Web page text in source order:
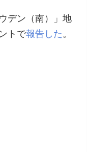
デン（南）」地
トで報告した 。